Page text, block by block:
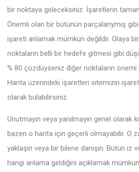
bir noktaya geleceksiniz. İşaretlerin
Önemli olan bir bütünün parçalarıymış
işareti anlamak mümkün değildir. Olaya
noktaların belli bir hedefe gitmesi gibi
% 80 çözdüyseniz diğer noktaların önemi
Harita üzerindeki işaretleri sitemizin
olarak bulabilirsiniz.
Unutmayın veya yanılmayın genel olarak
bazen o harita için geçerli olmayabilir. O
yaklaşın veya bir bilene danışın. Bütün iz
hangi anlama geldiğini açıklamak